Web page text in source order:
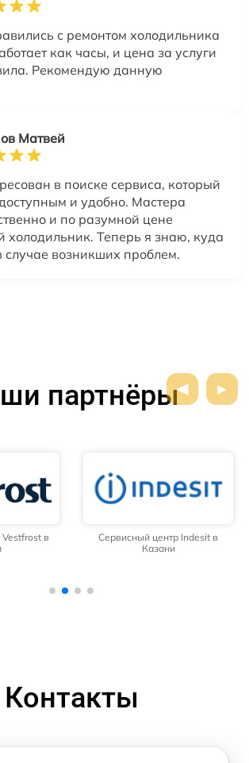
с ремонтом холодильника
как часы, и цена за услуги
Рекомендую данную
Матвей
в поиске сервиса, который
и удобно. Мастера
и по разумной цене
холодильник. Теперь я знаю, куда
случае возникших проблем.
партнёры
в
Сервисный центр Indesit в
Казани
Контакты